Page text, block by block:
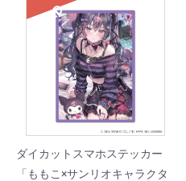
SOLD
ダイカットスマホステッカー
「ももこ×サンリオキャラクタ